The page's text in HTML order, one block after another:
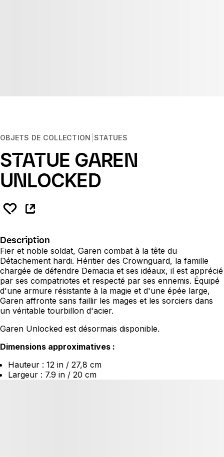
OBJETS DE COLLECTION STATUES
STATUE GAREN
UNLOCKED
Description
Fier et noble soldat, Garen combat à la tête du
Détachement hardi. Héritier des Crownguard, la famille
chargée de défendre Demacia et ses idéaux, il est apprécié
par ses compatriotes et respecté par ses ennemis. Équipé
d'une armure résistante à la magie et d'une épée large,
Garen affronte sans faillir les mages et les sorciers dans
un véritable tourbillon d'acier.
Garen Unlocked est désormais disponible.
Dimensions approximatives :
Hauteur : 12 in / 27,8 cm
Largeur : 7.9 in / 20 cm